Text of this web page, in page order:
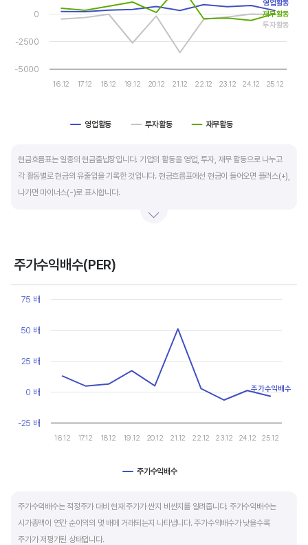
운전자본 회전일수는 매출채권 회전일수 + 재고자산 회전일수 - 매입채무 회전일수로
계산합니다. 매출채권 회전일수는 제품 판매 후 거래처로부터 현금으로 회수하는데 걸리는
영업활동 투자활동 재무활동
16.12 17.12 18.12 19.12 20.12 21.12 22.12 23.12 24.12 25.12
-5000
-2500
0
영업활동
투자활동
재무활동
현금흐름표는 일종의 현금출납장입니다. 기업의 활동을 영업, 투자, 재무 활동으로 나누고
각 활동별로 현금의 유출입을 기록한 것입니다. 현금흐름표에선 현금이 들어오면 플러스(+),
나가면 마이너스(-)로 표시합니다.
투자활동 현금흐름은 기업의 기계 및 공장증설이나 금융자산 거래에서 발생하는
재무활동 현금흐름은 증자, 차입, 배당을 통해 발생하는 현금유출입을 뜻합니다.
영업활동으로 충분한 현금을 벌고 있는 기업은 금융기관의 차입금을 갚고, 배당을 지급하는
등 현금이 유출되기 때문에 마이너스(-)를 기록합니다.
현금흐름 플러스(+), 투자활동 현금흐름 마이너스(-), 재무활동 현금흐름이 마이너스(-)가
가장 좋습니다.
주가수익배수(PER)
Chart
Line chart with 10 data points.
The chart has 1 X axis displaying categories.
The chart has 1 Y axis displaying values. Data ranges from -
주가수익배수
16.12 17.12 18.12 19.12 20.12 21.12 22.12 23.12 24.12 25.12
-25 배
0 배
25 배
50 배
75 배
주가수익배수
주가수익배수는 적정주가 대비 현재 주가가 싼지 비싼지를 알려줍니다. 주가수익배수는
시가총액이 연간 순이익의 몇 배에 거래되는지 나타냅니다. 주가수익배수가 낮을수록
주가가 저평가된 상태입니다.